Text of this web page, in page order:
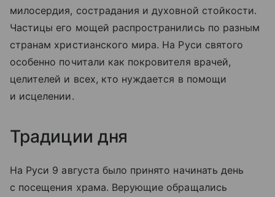
милосердия, сострадания и духовной стойкости.
Частицы его мощей распространились по разным
странам христианского мира. На Руси святого
особенно почитали как покровителя врачей,
целителей и всех, кто нуждается в помощи
и исцелении.
Традиции дня
На Руси 9 августа было принято начинать день
с посещения храма. Верующие обращались